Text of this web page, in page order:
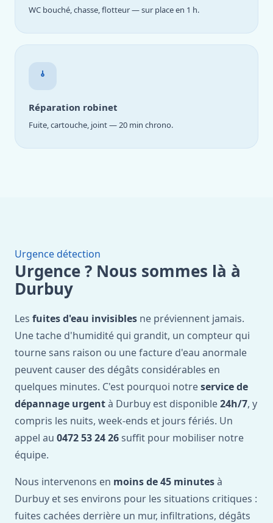
WC bouché, chasse, flotteur — sur place en 1 h.
Réparation robinet
Fuite, cartouche, joint — 20 min chrono.
Urgence détection
Urgence ? Nous sommes là à
Durbuy
Les fuites d'eau invisibles ne préviennent jamais.
Une tache d'humidité qui grandit, un compteur qui
tourne sans raison ou une facture d'eau anormale
peuvent causer des dégâts considérables en
quelques minutes. C'est pourquoi notreservice de
dépannage urgentà Durbuy est disponible24h/7, y
compris les nuits, week-ends et jours fériés. Un
appel au 0472 53 24 26 suffit pour mobiliser notre
équipe.
Nous intervenons en moins de 45 minutesà
Durbuy et ses environs pour les situations critiques :
fuites cachées derrière un mur, infiltrations, dégâts